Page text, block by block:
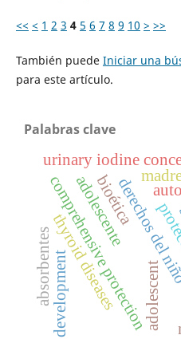
<< < 1 2 3 4 5 6 7 8 9 10 > >>
También puede Iniciar una
para este artículo.
Palabras clave
bioéticaderechos
adolescente
comprehensive protectionadolescent
thyroid diseases
urinary iodine
development
absorbentes